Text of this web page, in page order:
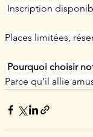
Inscription
Places limitées,
Pourquoi choisir
Parce qu’il allie